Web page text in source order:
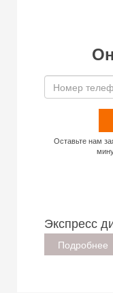
Оставьте нам
Экспресс
Подробнее